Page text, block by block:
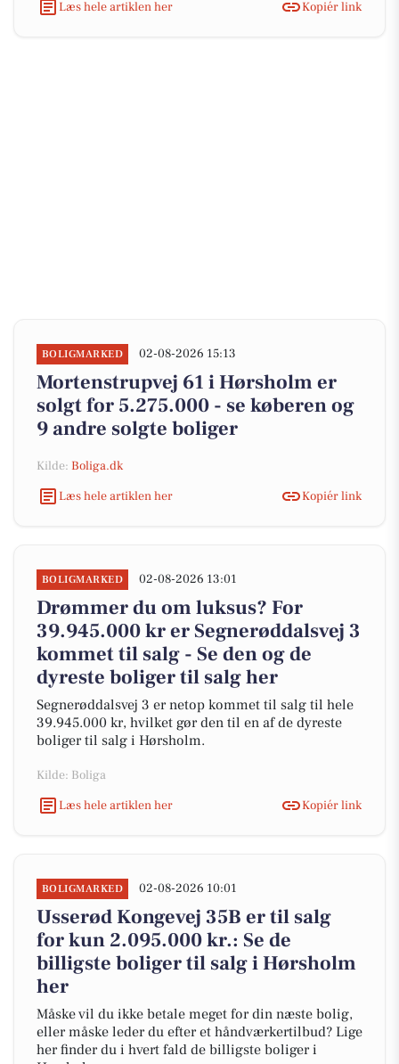
Læs hele artiklen her Kopiér link
BOLIGMARKED 02-08-2026 15:13
Mortenstrupvej 61 i Hørsholm er
solgt for 5.275.000 - se køberen og
9 andre solgte boliger
Kilde: Boliga.dk
Læs hele artiklen her
Kopiér link
BOLIGMARKED 02-08-2026 13:01
Drømmer du om luksus? For
39.945.000 kr er Segnerøddalsvej 3
kommet til salg - Se den og de
dyreste boliger til salg her
Segnerøddalsvej 3 er netop kommet til salg til hele
39.945.000 kr, hvilket gør den til en af de dyreste
boliger til salg i Hørsholm.
Kilde: Boliga
Læs hele artiklen her
Kopiér link
BOLIGMARKED 02-08-2026 10:01
Usserød Kongevej 35B er til salg
for kun 2.095.000 kr.: Se de
billigste boliger til salg i Hørsholm
her
Måske vil du ikke betale meget for din næste bolig,
eller måske leder du efter et håndværkertilbud? Lige
her finder du i hvert fald de billigste boliger i